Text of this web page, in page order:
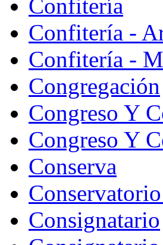
Confitería
Confitería -
Confitería -
Congregación
Congreso Y
Congreso Y
Conserva
Consignatario